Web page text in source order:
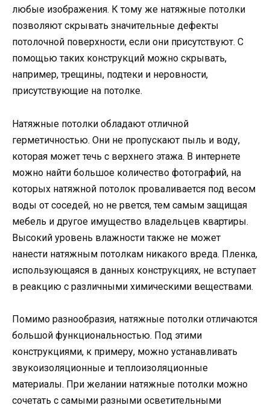
любые изображения. К тому же натяжные потолки
позволяют скрывать значительные дефекты
потолочной поверхности, если они присутствуют. С
помощью таких конструкций можно скрывать,
например, трещины, подтеки и неровности,
присутствующие на потолке.
Натяжные потолки обладают отличной
герметичностью. Они не пропускают пыль и воду,
которая может течь с верхнего этажа. В интернете
можно найти большое количество фотографий, на
которых натяжной потолок проваливается под весом
воды от соседей, но не рвется, тем самым защищая
мебель и другое имущество владельцев квартиры.
Высокий уровень влажности также не может
нанести натяжным потолкам никакого вреда. Пленка,
использующаяся в данных конструкциях, не вступает
в реакцию с различными химическими веществами.
Помимо разнообразия, натяжные потолки отличаются
большой функциональностью. Под этими
конструкциями, к примеру, можно устанавливать
звукоизоляционные и теплоизоляционные
материалы. При желании натяжные потолки можно
сочетать с самыми разными осветительными